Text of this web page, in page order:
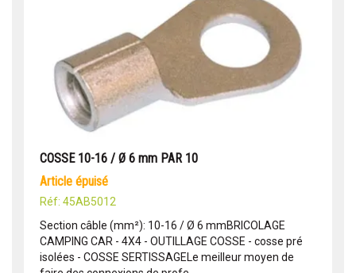
COSSE 10-16 / Ø 6 mm PAR 10
article épuisé
Réf: 45AB5012
Section câble (mm²): 10-16 / Ø 6 mmBRICOLAGE
CAMPING CAR - 4X4 - OUTILLAGE COSSE - cosse pré
isolées - COSSE SERTISSAGELe meilleur moyen de